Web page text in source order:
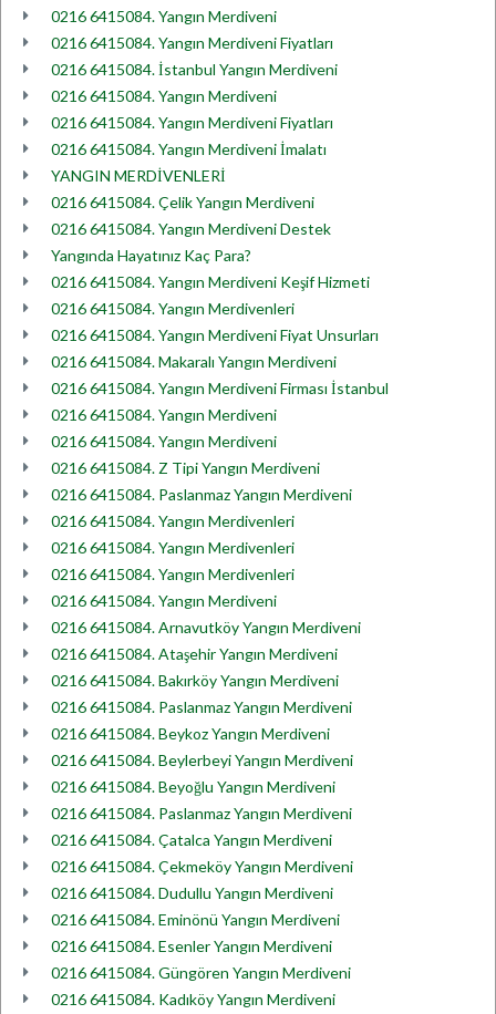
0216 6415084. Yangın Merdiveni
0216 6415084. Yangın Merdiveni Fiyatları
0216 6415084. İstanbul Yangın Merdiveni
0216 6415084. Yangın Merdiveni
0216 6415084. Yangın Merdiveni Fiyatları
0216 6415084. Yangın Merdiveni İmalatı
YANGIN MERDİVENLERİ
0216 6415084. Çelik Yangın Merdiveni
0216 6415084. Yangın Merdiveni Destek
Yangında Hayatınız Kaç Para?
0216 6415084. Yangın Merdiveni Keşif Hizmeti
0216 6415084. Yangın Merdivenleri
0216 6415084. Yangın Merdiveni Fiyat Unsurları
0216 6415084. Makaralı Yangın Merdiveni
0216 6415084. Yangın Merdiveni Firması İstanbul
0216 6415084. Yangın Merdiveni
0216 6415084. Yangın Merdiveni
0216 6415084. Z Tipi Yangın Merdiveni
0216 6415084. Paslanmaz Yangın Merdiveni
0216 6415084. Yangın Merdivenleri
0216 6415084. Yangın Merdivenleri
0216 6415084. Yangın Merdivenleri
0216 6415084. Yangın Merdiveni
0216 6415084. Arnavutköy Yangın Merdiveni
0216 6415084. Ataşehir Yangın Merdiveni
0216 6415084. Bakırköy Yangın Merdiveni
0216 6415084. Paslanmaz Yangın Merdiveni
0216 6415084. Beykoz Yangın Merdiveni
0216 6415084. Beylerbeyi Yangın Merdiveni
0216 6415084. Beyoğlu Yangın Merdiveni
0216 6415084. Paslanmaz Yangın Merdiveni
0216 6415084. Çatalca Yangın Merdiveni
0216 6415084. Çekmeköy Yangın Merdiveni
0216 6415084. Dudullu Yangın Merdiveni
0216 6415084. Eminönü Yangın Merdiveni
0216 6415084. Esenler Yangın Merdiveni
0216 6415084. Güngören Yangın Merdiveni
0216 6415084. Kadıköy Yangın Merdiveni